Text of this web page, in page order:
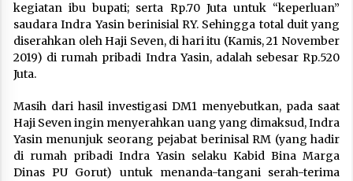
kegiatan ibu bupati; serta Rp.70 Juta untuk “keperluan”
saudara Indra Yasin berinisial RY. Sehingga total duit yang
diserahkan oleh Haji Seven, di hari itu (Kamis, 21 November
2019) di rumah pribadi Indra Yasin, adalah sebesar Rp.520
Juta.
Masih dari hasil investigasi DM1 menyebutkan, pada saat
Haji Seven ingin menyerahkan uang yang dimaksud, Indra
Yasin menunjuk seorang pejabat berinisal RM (yang hadir
di rumah pribadi Indra Yasin selaku Kabid Bina Marga
Dinas PU Gorut) untuk menanda-tangani serah-terima